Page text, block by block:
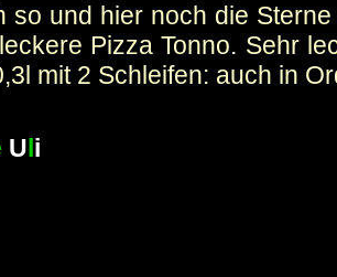
so und hier noch die
Pizza Tonno. Sehr
mit 2 Schleifen: auch in
Uli